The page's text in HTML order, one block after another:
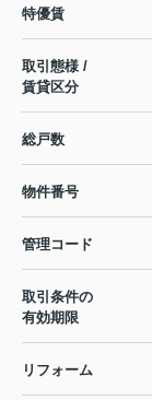
特優賃
取引態様 /
賃貸区分
総戸数
物件番号
管理コード
取引条件の
有効期限
リフォーム